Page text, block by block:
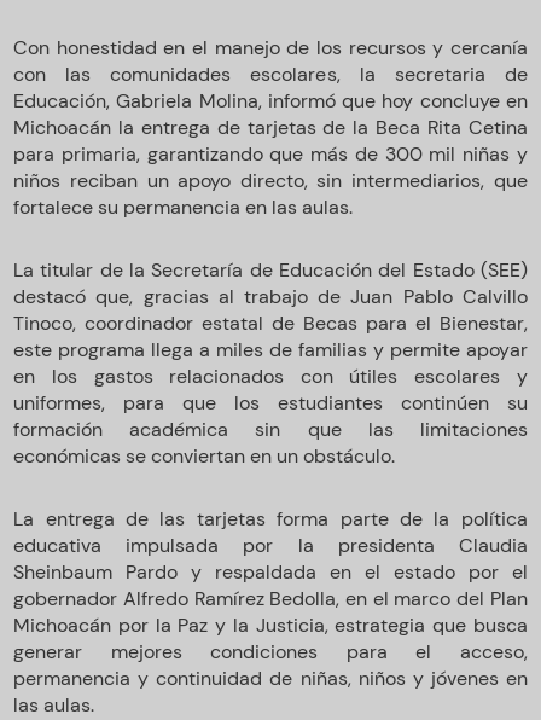
Con honestidad en el manejo de los recursos y cercanía
con las comunidades escolares, la secretaria de
Educación, Gabriela Molina, informó que hoy concluye en
Michoacán la entrega de tarjetas de la Beca Rita Cetina
para primaria, garantizando que más de 300 mil niñas y
niños reciban un apoyo directo, sin intermediarios, que
fortalece su permanencia en las aulas.
La titular de la Secretaría de Educación del Estado (SEE)
destacó que, gracias al trabajo de Juan Pablo Calvillo
Tinoco, coordinador estatal de Becas para el Bienestar,
este programa llega a miles de familias y permite apoyar
en los gastos relacionados con útiles escolares y
uniformes, para que los estudiantes continúen su
formación académica sin que las limitaciones
económicas se conviertan en un obstáculo.
La entrega de las tarjetas forma parte de la política
educativa impulsada por la presidenta Claudia
Sheinbaum Pardo y respaldada en el estado por el
gobernador Alfredo Ramírez Bedolla, en el marco del Plan
Michoacán por la Paz y la Justicia, estrategia que busca
generar mejores condiciones para el acceso,
permanencia y continuidad de niñas, niños y jóvenes en
las aulas.